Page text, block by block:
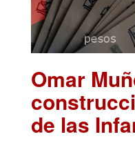
Omar
de las